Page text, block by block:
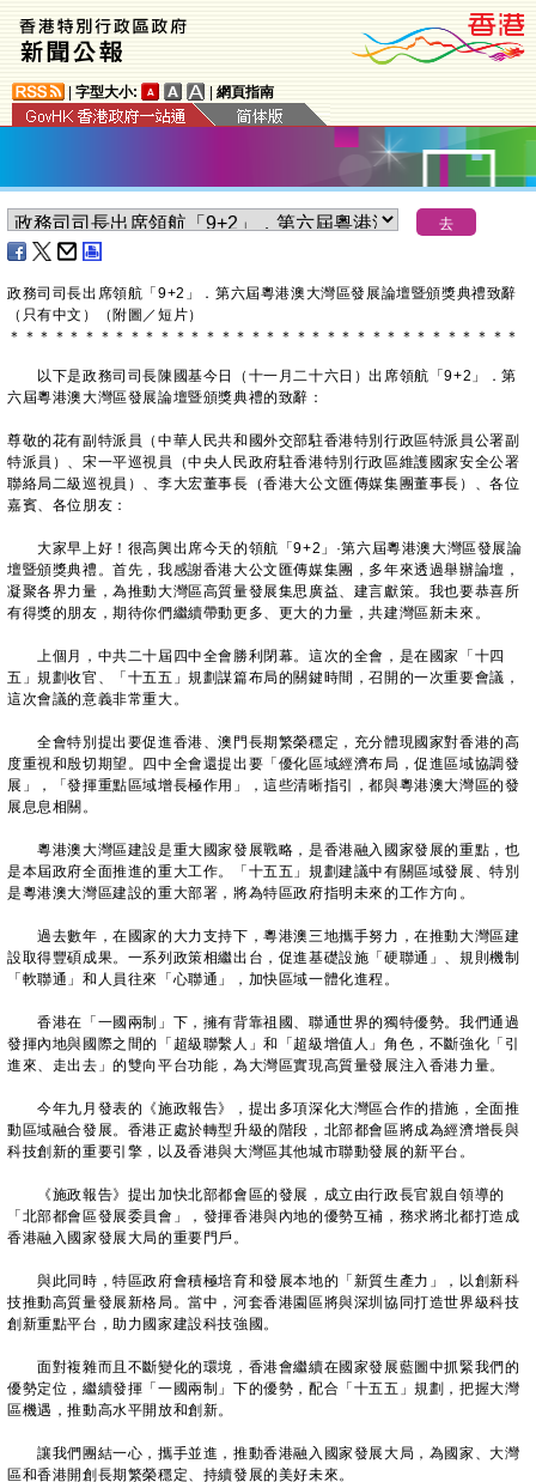
字型大小: 網頁指南
政務司司長出席領航「9+2」．第六屆粵港澳大灣區發展論壇暨頒獎典禮致辭
（只有中文）（附圖／短片）
＊ ＊ ＊ ＊ ＊ ＊ ＊ ＊ ＊ ＊ ＊ ＊ ＊ ＊ ＊ ＊ ＊ ＊ ＊ ＊ ＊ ＊ ＊ ＊ ＊ ＊ ＊ ＊ ＊ ＊ ＊ ＊ ＊ ＊
​以下是政務司司長陳國基今日（十一月二十六日）出席領航「9+2」．第
六屆粵港澳大灣區發展論壇暨頒獎典禮的致辭：
尊敬的花有副特派員（中華人民共和國外交部駐香港特別行政區特派員公署副
特派員）、宋一平巡視員（中央人民政府駐香港特別行政區維護國家安全公署
聯絡局二級巡視員）、李大宏董事長（香港大公文匯傳媒集團董事長）、各位
嘉賓、各位朋友：
大家早上好！很高興出席今天的領航「9+2」·第六屆粵港澳大灣區發展論
壇暨頒獎典禮。首先，我感謝香港大公文匯傳媒集團，多年來透過舉辦論壇，
凝聚各界力量，為推動大灣區高質量發展集思廣益、建言獻策。我也要恭喜所
有得獎的朋友，期待你們繼續帶動更多、更大的力量，共建灣區新未來。
上個月，中共二十屆四中全會勝利閉幕。這次的全會，是在國家「十四
五」規劃收官、「十五五」規劃謀篇布局的關鍵時間，召開的一次重要會議，
這次會議的意義非常重大。
全會特別提出要促進香港、澳門長期繁榮穩定，充分體現國家對香港的高
度重視和殷切期望。四中全會還提出要「優化區域經濟布局，促進區域協調發
展」，「發揮重點區域增長極作用」，這些清晰指引，都與粵港澳大灣區的發
展息息相關。
粵港澳大灣區建設是重大國家發展戰略，是香港融入國家發展的重點，也
是本屆政府全面推進的重大工作。「十五五」規劃建議中有關區域發展、特別
是粵港澳大灣區建設的重大部署，將為特區政府指明未來的工作方向。
過去數年，在國家的大力支持下，粵港澳三地攜手努力，在推動大灣區建
設取得豐碩成果。一系列政策相繼出台，促進基礎設施「硬聯通」、規則機制
「軟聯通」和人員往來「心聯通」，加快區域一體化進程。
香港在「一國兩制」下，擁有背靠祖國、聯通世界的獨特優勢。我們通過
發揮內地與國際之間的「超級聯繫人」和「超級增值人」角色，不斷強化「引
進來、走出去」的雙向平台功能，為大灣區實現高質量發展注入香港力量。
今年九月發表的《施政報告》，提出多項深化大灣區合作的措施，全面推
動區域融合發展。香港正處於轉型升級的階段，北部都會區將成為經濟增長與
科技創新的重要引擎，以及香港與大灣區其他城市聯動發展的新平台。
《施政報告》提出加快北部都會區的發展，成立由行政長官親自領導的
「北部都會區發展委員會」，發揮香港與內地的優勢互補，務求將北都打造成
香港融入國家發展大局的重要門戶。
與此同時，特區政府會積極培育和發展本地的「新質生產力」，以創新科
技推動高質量發展新格局。當中，河套香港園區將與深圳協同打造世界級科技
創新重點平台，助力國家建設科技強國。
面對複雜而且不斷變化的環境，香港會繼續在國家發展藍圖中抓緊我們的
優勢定位，繼續發揮「一國兩制」下的優勢，配合「十五五」規劃，把握大灣
區機遇，推動高水平開放和創新。
讓我們團結一心，攜手並進，推動香港融入國家發展大局，為國家、大灣
區和香港開創長期繁榮穩定、持續發展的美好未來。